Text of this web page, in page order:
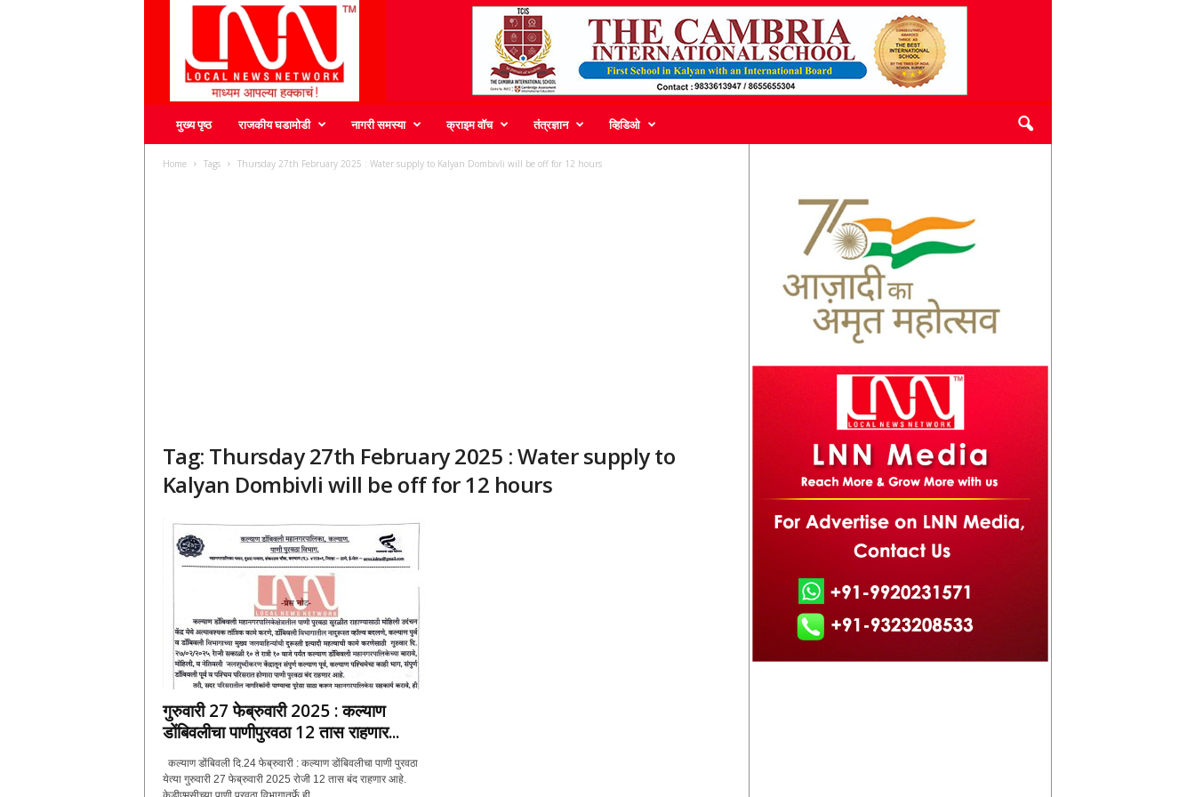
मुख्य पृष्ठ राजकीय घडामोडी नागरी समस्या क्राइम वॉच तंत्रज्ञान व्हिडिओ
Home Tags Thursday 27th February 2025 : Water supply to Kalyan Dombivli will be off for 12 hours
Tag: Thursday 27th February 2025 : Water supply to
Kalyan Dombivli will be off for 12 hours
गुरुवारी 27 फेब्रुवारी 2025 : कल्याण
डोंबिवलीचा पाणीपुरवठा 12 तास राहणार...
कल्याण डोंबिवली दि.24 फेब्रुवारी : कल्याण डोंबिवलीचा पाणी पुरवठा
येत्या गुरुवारी 27 फेब्रुवारी 2025 रोजी 12 तास बंद राहणार आहे.